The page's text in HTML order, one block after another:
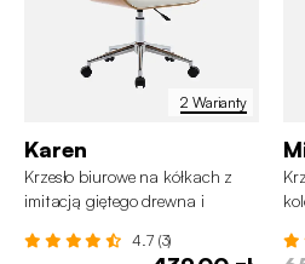
2 Warianty
Karen
Krzesło biurowe na kółkach z
imitacją giętego drewna i
4.7 (3)